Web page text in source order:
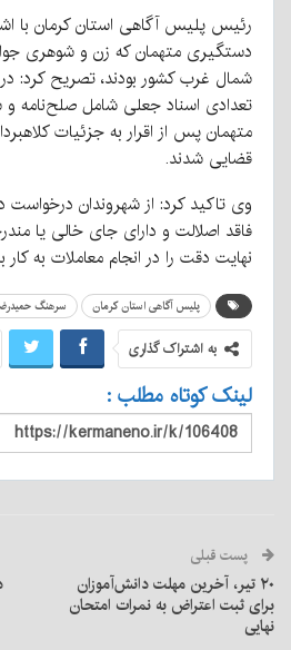
رئیس پلیس آگاهی استان کرمان با
دستگیری متهمان که زن و شوهری
شمال غرب کشور بودند، تصریح کرد:
تعدادی اسناد جعلی شامل
متهمان پس از اقرار به جزئیات
قضایی شدند.
وی تاکید کرد: از شهروندان درخواست
فاقد اصلالت و دارای جای خالی یا
نهایت دقت را در انجام معاملات به کار
پلیس آگاهی استان کرمان سرهنگ
به اشتراک گذاری
لینک کوتاه مطلب :
پست قبلی
۲۰ تیر، آخرین مهلت دانش‌آموزان
برای ثبت اعتراض به نمرات امتحان
نهایی